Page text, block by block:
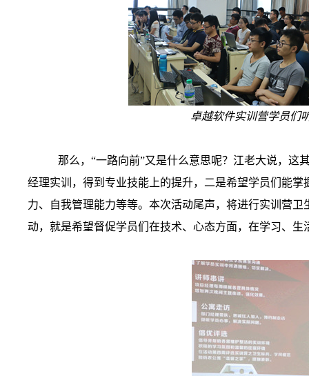
卓越软件实训营学员们
那么，“一路向前”又是什么意思呢？江老大说，这
经理实训，得到专业技能上的提升，二是希望学员们能
力、自我管理能力等等。本次活动尾声，将进行实训营
动，就是希望督促学员们在技术、心态方面，在学习、生